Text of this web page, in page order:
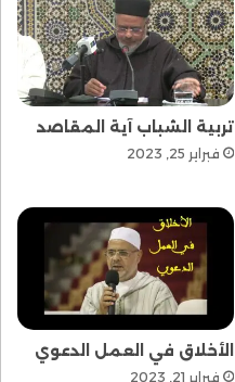
تربية الشباب آية المقاصد
فبراير 25, 2023
الأخلاق في العمل الدعوي
فبراير 21, 2023